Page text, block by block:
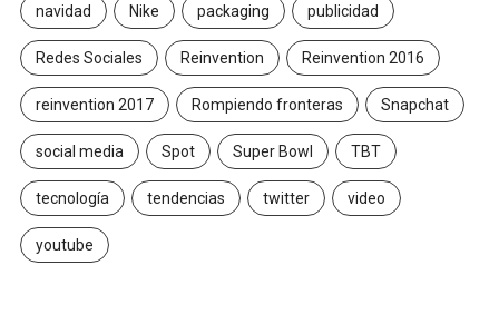
navidad Nike packaging publicidad
Redes Sociales Reinvention Reinvention 2016
reinvention 2017 Rompiendo fronteras Snapchat
social media Spot Super Bowl TBT
tecnología tendencias twitter video
youtube